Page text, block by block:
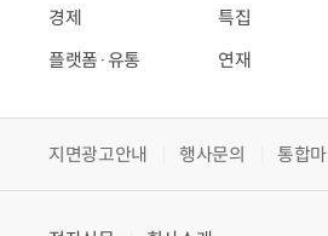
경제
플랫폼·유통
특집
연재
지면광고안내 행사문의 통합